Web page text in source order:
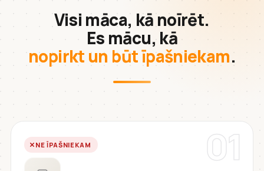
Visi māca, kā noīrēt.
Es mācu, kā
nopirkt un būt īpašniekam.
01
NE ĪPAŠNIEKAM